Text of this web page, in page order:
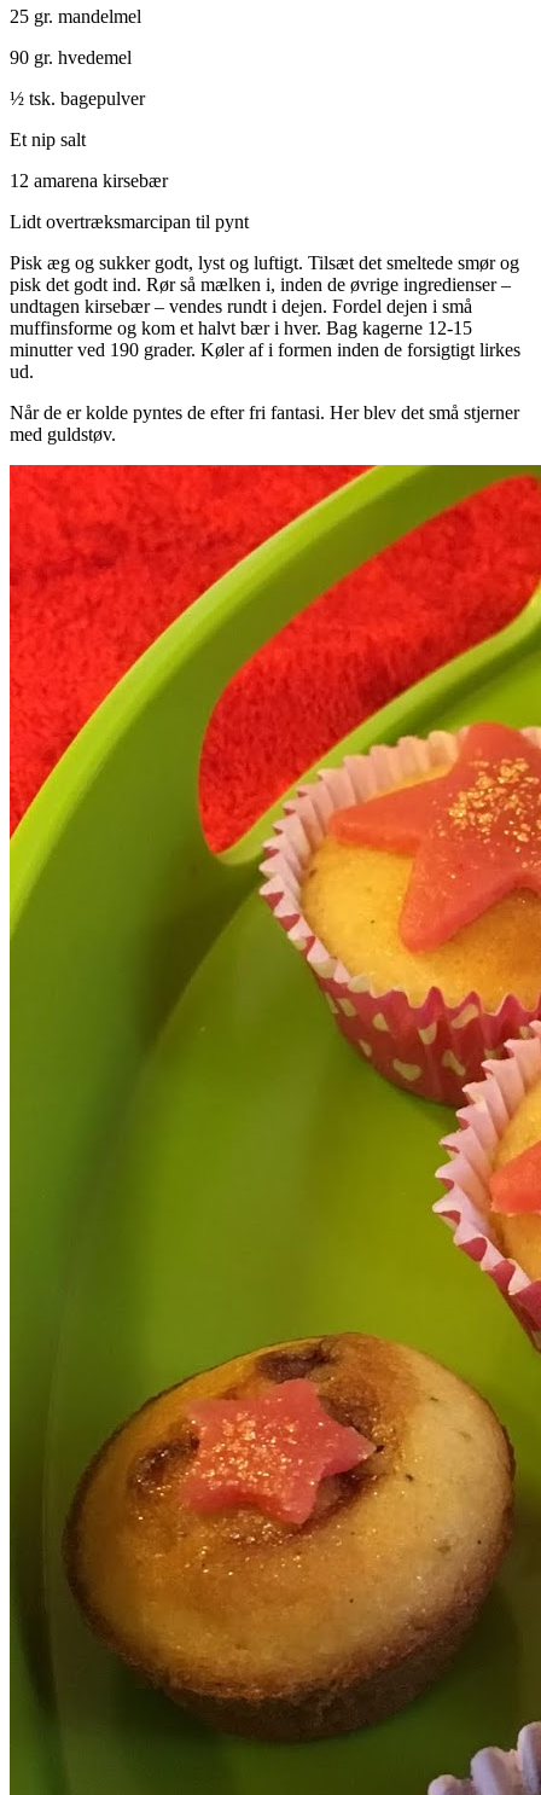
25 gr. mandelmel
90 gr. hvedemel
½ tsk. bagepulver
Et nip salt
12 amarena kirsebær
Lidt overtræksmarcipan til pynt
Pisk æg og sukker godt, lyst og luftigt. Tilsæt det smeltede smør og
pisk det godt ind. Rør så mælken i, inden de øvrige ingredienser –
undtagen kirsebær – vendes rundt i dejen. Fordel dejen i små
muffinsforme og kom et halvt bær i hver. Bag kagerne 12-15
minutter ved 190 grader. Køler af i formen inden de forsigtigt lirkes
ud.
Når de er kolde pyntes de efter fri fantasi. Her blev det små stjerner
med guldstøv.